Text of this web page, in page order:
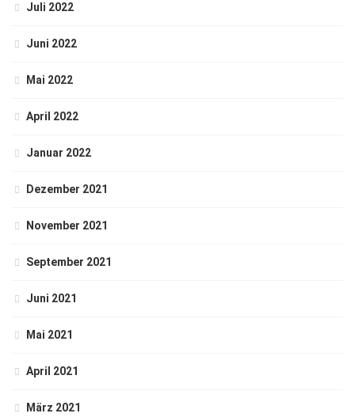
Juli 2022
Juni 2022
Mai 2022
April 2022
Januar 2022
Dezember 2021
November 2021
September 2021
Juni 2021
Mai 2021
April 2021
März 2021